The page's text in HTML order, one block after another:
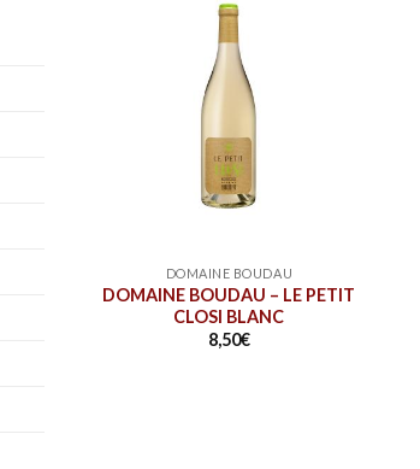
DOMAINE BOUDAU
DOMAINE BOUDAU – LE PETIT
CLOSI BLANC
8,50€